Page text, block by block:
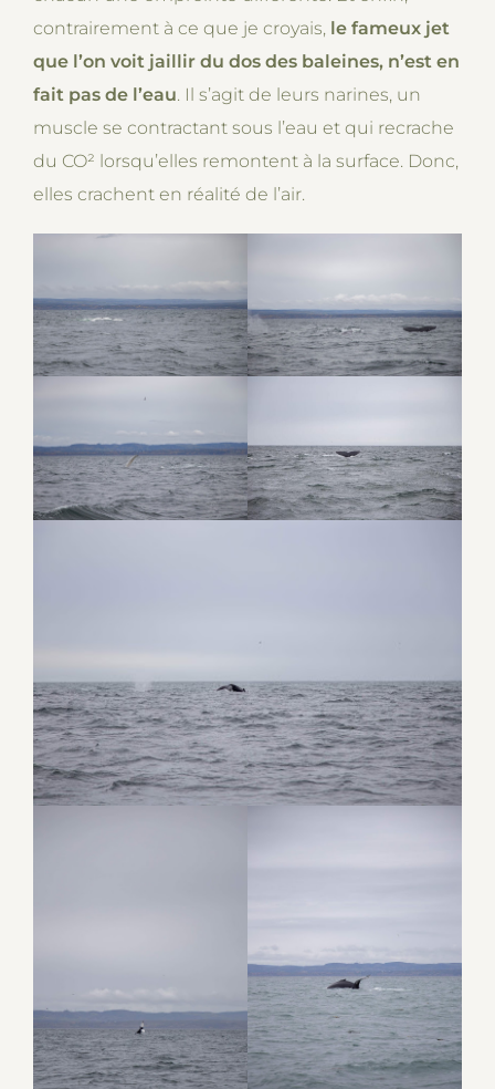
contrairement à ce que je croyais, le fameux jet
que l’on voit jaillir du dos des baleines, n’est en
fait pas de l’eau. Il s’agit de leurs narines, un
muscle se contractant sous l’eau et qui recrache
du CO² lorsqu’elles remontent à la surface. Donc,
elles crachent en réalité de l’air.